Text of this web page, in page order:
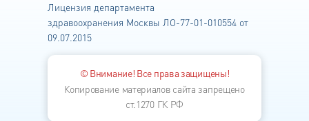
Лицензия департамента
здравоохранения Москвы ЛО-77-01-010554 от
09.07.2015
© Внимание! Все права защищены!
Копирование материалов сайта запрещено
ст.1270 ГК РФ